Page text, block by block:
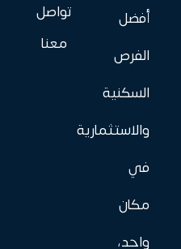
أفضل
الفرص
السكنية
والاستثمارية
في
مكان
واحد،
تواصل
معنا